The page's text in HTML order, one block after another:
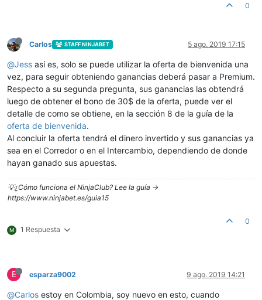
0
Carlos STAFF NINJABET 5 ago. 2019 17:15
@Jess así es, solo se puede utilizar la oferta de bienvenida una
vez, para seguir obteniendo ganancias deberá pasar a Premium.
Respecto a su segunda pregunta, sus ganancias las obtendrá
luego de obtener el bono de 30$ de la oferta, puede ver el
detalle de como se obtiene, en la sección 8 de la guía de la
oferta de bienvenida.
Al concluir la oferta tendrá el dinero invertido y sus ganancias ya
sea en el Corredor o en el Intercambio, dependiendo de donde
hayan ganado sus apuestas.
💡¿Cómo funciona el NinjaClub? Lee la guía ->
https://www.ninjabet.es/guia15
M 1 Respuesta
0
E esparza9002 9 ago. 2019 14:21
@Carlos estoy en Colombia, soy nuevo en esto, cuando